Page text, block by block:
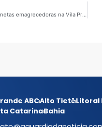
Crime contra a saúde: PM estoura laboratório clandestino de canetas emagrecedoras na Vila Prudente
ABCAlto TietêLitoral
CatarinaBahia